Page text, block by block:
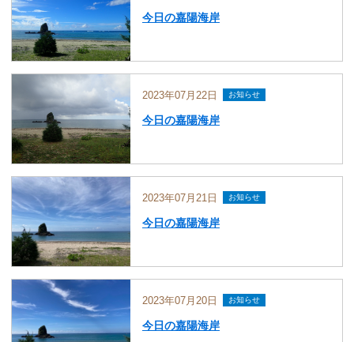
今日の嘉陽海岸
2023年07月22日 お知らせ
今日の嘉陽海岸
2023年07月21日 お知らせ
今日の嘉陽海岸
2023年07月20日 お知らせ
今日の嘉陽海岸